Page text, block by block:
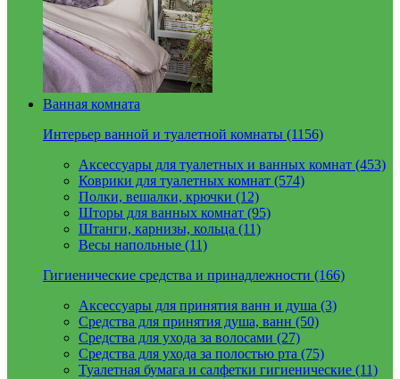
Ванная комната
Интерьер ванной и туалетной комнаты (1156)
Аксессуары для туалетных и ванных комнат (453)
Коврики для туалетных комнат (574)
Полки, вешалки, крючки (12)
Шторы для ванных комнат (95)
Штанги, карнизы, кольца (11)
Весы напольные (11)
Гигиенические средства и принадлежности (166)
Аксессуары для принятия ванн и душа (3)
Средства для принятия душа, ванн (50)
Средства для ухода за волосами (27)
Средства для ухода за полостью рта (75)
Туалетная бумага и салфетки гигиенические (11)